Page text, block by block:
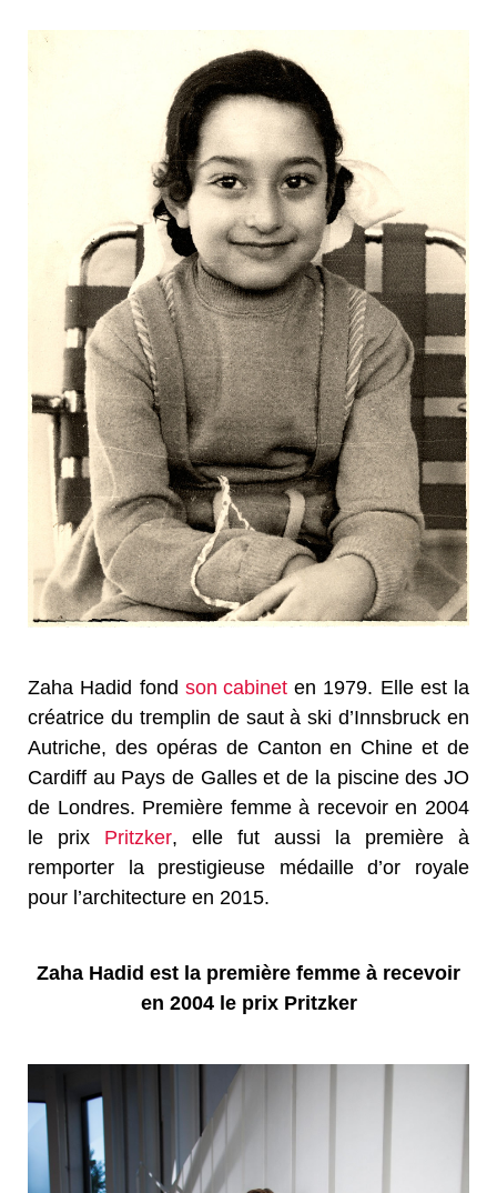
Zaha Hadid fond son cabineten 1979. Elle est la
créatrice du tremplin de saut à ski d’Innsbruck en
Autriche, des opéras de Canton en Chine et de
Cardiff au Pays de Galles et de la piscine des JO
de Londres. Première femme à recevoir en 2004
le prix Pritzker, elle fut aussi la première à
remporter la prestigieuse médaille d’or royale
pour l’architecture en 2015.
Zaha Hadid est la première femme à recevoir
en 2004 le prix Pritzker